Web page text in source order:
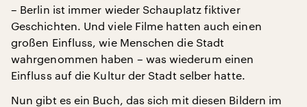
– Berlin ist immer wieder Schauplatz fiktiver
Geschichten. Und viele Filme hatten auch einen
großen Einfluss, wie Menschen die Stadt
wahrgenommen haben – was wiederum einen
Einfluss auf die Kultur der Stadt selber hatte.
Nun gibt es ein Buch, das sich mit diesen Bildern im